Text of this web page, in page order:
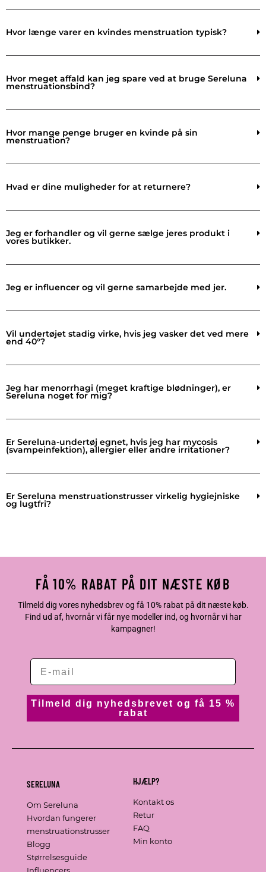
Hvor længe varer en kvindes menstruation typisk?
Hvor meget affald kan jeg spare ved at bruge Sereluna
menstruationsbind?
Hvor mange penge bruger en kvinde på sin
menstruation?
Hvad er dine muligheder for at returnere?
Jeg er forhandler og vil gerne sælge jeres produkt i
vores butikker.
Jeg er influencer og vil gerne samarbejde med jer.
Vil undertøjet stadig virke, hvis jeg vasker det ved mere
end 40°?
Jeg har menorrhagi (meget kraftige blødninger), er
Sereluna noget for mig?
Er Sereluna-undertøj egnet, hvis jeg har mycosis
(svampeinfektion), allergier eller andre irritationer?
Er Sereluna menstruationstrusser virkelig hygiejniske
og lugtfri?
FÅ 10% RABAT PÅ DIT NÆSTE KØB
Tilmeld dig vores nyhedsbrev og få 10% rabat på dit næste køb.
Find ud af, hvornår vi får nye modeller ind, og hvornår vi har
kampagner!
Tilmeld dig nyhedsbrevet og få 15 %
rabat
SERELUNA
Om Sereluna
Hvordan fungerer
menstruationstrusser
Blogg
Størrelsesguide
HJÆLP?
Kontakt os
Retur
FAQ
Min konto